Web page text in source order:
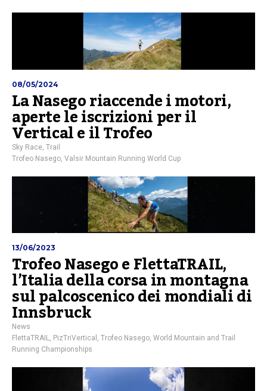
08/05/2024
La Nasego riaccende i motori,
aperte le iscrizioni per il
Vertical e il Trofeo
Sky Race Trail
Trofeo Nasego Valsir Mountain Running World Cup
13/06/2023
Trofeo Nasego e FlettaTRAIL,
l’Italia della corsa in montagna
sul palcoscenico dei mondiali di
Innsbruck
News
FlettaTRAIL, PizTriVertical , Trofeo Nasego, World Mountain and Trail
Running Championships